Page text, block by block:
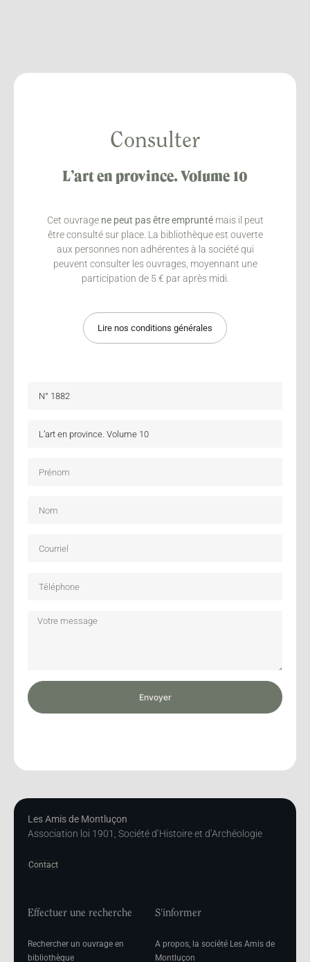
Consulter
L’art en province. Volume 10
Cet ouvrage ne peut pas être empruntémais il peut
être consulté sur place. La bibliothèque est ouverte
aux personnes non adhérentes à la société qui
peuvent consulter les ouvrages, moyennant une
participation de 5 € par après midi.
Lire nos conditions générales
Envoyer
Les Amis de Montluçon
Association loi 1901, Société d’Histoire et d’Archéologie
Contact
Effectuer une recherche
Rechercher un ouvrage en
bibliothèque
S'informer
A propos, la société Les Amis de
Montluçon